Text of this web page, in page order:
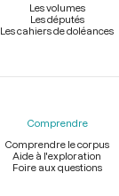
Les volumes
Les députés
Les cahiers de doléances
Comprendre
Comprendre le corpus
Aide à l'exploration
Foire aux questions